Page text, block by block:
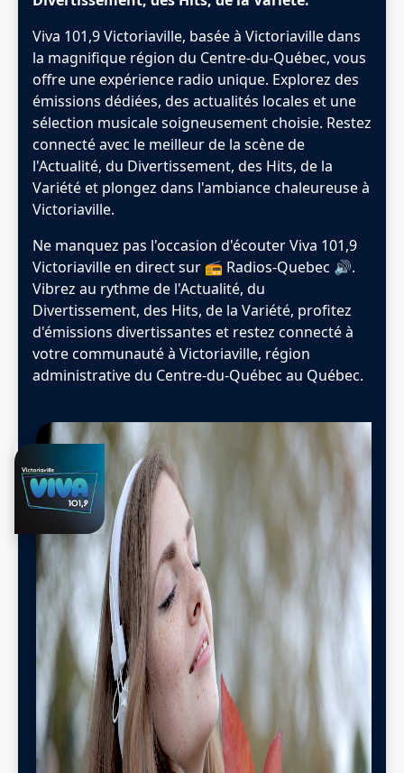
Viva 101,9 Victoriaville, basée à Victoriaville dans
la magnifique région du Centre-du-Québec, vous
offre une expérience radio unique. Explorez des
émissions dédiées, des actualités locales et une
sélection musicale soigneusement choisie. Restez
connecté avec le meilleur de la scène de
l'Actualité, du Divertissement, des Hits, de la
Variété et plongez dans l'ambiance chaleureuse à
Victoriaville.
Ne manquez pas l'occasion d'écouter Viva 101,9
Victoriaville en direct sur 📻 Radios-Quebec 🔊.
Vibrez au rythme de l'Actualité, du
Divertissement, des Hits, de la Variété, profitez
d'émissions divertissantes et restez connecté à
votre communauté à Victoriaville, région
administrative du Centre-du-Québec au Québec.